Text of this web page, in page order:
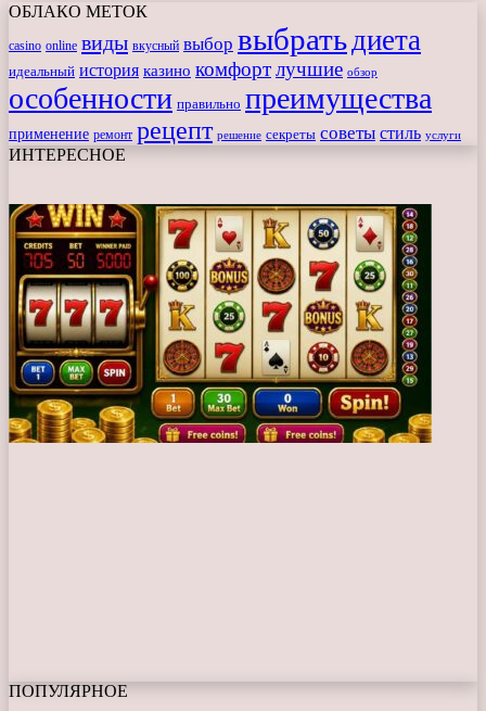
ОБЛАКО МЕТОК
casino online виды вкусный выбор выбрать диета
идеальный история казино комфортлучшие обзор
особенности правильно преимущества
применение ремонт рецепт решение секреты советы стиль услуги
ИНТЕРЕСНОЕ
ПОПУЛЯРНОЕ